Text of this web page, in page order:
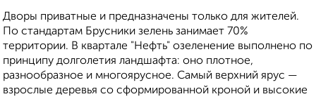
Дворы приватные и предназначены только для жителей.
По стандартам Брусники зелень занимает 70%
территории. В квартале "Нефть" озеленение выполнено по
принципу долголетия ландшафта: оно плотное,
разнообразное и многоярусное. Самый верхний ярус —
взрослые деревья со сформированной кроной и высокие